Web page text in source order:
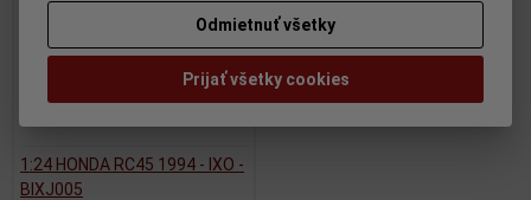
1:24 HONDA RC45 1994 - IXO -
BIXJ005
Odmietnuť všetky
Prijať všetky cookies